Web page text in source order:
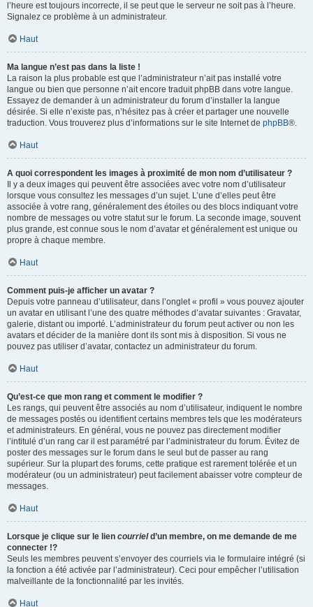
l’heure est toujours incorrecte, il se peut que le serveur ne soit pas à l’heure.
Signalez ce problème à un administrateur.
Haut
Ma langue n’est pas dans la liste !
La raison la plus probable est que l’administrateur n’ait pas installé votre
langue ou bien que personne n’ait encore traduit phpBB dans votre langue.
Essayez de demander à un administrateur du forum d’installer la langue
désirée. Si elle n’existe pas, n’hésitez pas à créer et partager une nouvelle
traduction. Vous trouverez plus d’informations sur le site Internet de phpBB®.
Haut
A quoi correspondent les images à proximité de mon nom d’utilisateur ?
Il y a deux images qui peuvent être associées avec votre nom d’utilisateur
lorsque vous consultez les messages d’un sujet. L’une d’elles peut être
associée à votre rang, généralement des étoiles ou des blocs indiquant votre
nombre de messages ou votre statut sur le forum. La seconde image, souvent
plus grande, est connue sous le nom d’avatar et généralement est unique ou
propre à chaque membre.
Haut
Comment puis-je afficher un avatar ?
Depuis votre panneau d’utilisateur, dans l’onglet « profil » vous pouvez ajouter
un avatar en utilisant l’une des quatre méthodes d’avatar suivantes : Gravatar,
galerie, distant ou importé. L’administrateur du forum peut activer ou non les
avatars et décider de la manière dont ils sont mis à disposition. Si vous ne
pouvez pas utiliser d’avatar, contactez un administrateur du forum.
Haut
Qu’est-ce que mon rang et comment le modifier ?
Les rangs, qui peuvent être associés au nom d’utilisateur, indiquent le nombre
de messages postés ou identifient certains membres tels que les modérateurs
et administrateurs. En général, vous ne pouvez pas directement modifier
l’intitulé d’un rang car il est paramétré par l’administrateur du forum. Évitez de
poster des messages sur le forum dans le seul but de passer au rang
supérieur. Sur la plupart des forums, cette pratique est rarement tolérée et un
modérateur (ou un administrateur) peut facilement abaisser votre compteur de
messages.
Haut
Lorsque je clique sur le lien courrield’un membre, on me demande de me
connecter !?
Seuls les membres peuvent s’envoyer des courriels via le formulaire intégré (si
la fonction a été activée par l’administrateur). Ceci pour empêcher l’utilisation
malveillante de la fonctionnalité par les invités.
Haut